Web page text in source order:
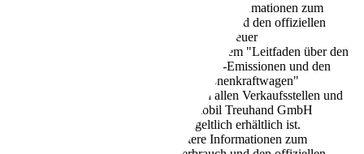
Weitere Informationen zum
offiziellen Kraftstoffverbrauch und den offiziellen
spezifischen CO2-Emissionen neuer
Personenkraftwagen können dem "Leitfaden über den
Kraftstoffverbrauch, die CO2-Emissionen und den
Stromverbrauch neuer Personenkraftwagen"
entnommen werden, der an allen Verkaufsstellen und
bei der Deutschen Automobil Treuhand GmbH
unter www.dat.de unentgeltlich erhältlich ist.
Weitere Informationen zum